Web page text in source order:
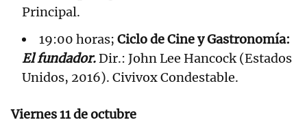
Principal.
19:00 horas; Ciclo de Cine y Gastronomía:
El fundador.Dir.: John Lee Hancock (Estados
Unidos, 2016). Civivox Condestable.
Viernes 11 de octubre